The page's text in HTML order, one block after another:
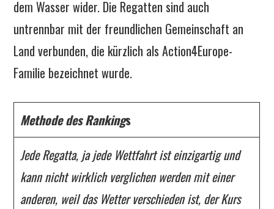
dem Wasser wider. Die Regatten sind auch
untrennbar mit der freundlichen Gemeinschaft an
Land verbunden, die kürzlich als Action4Europe-
Familie bezeichnet wurde.
Methode des Rankings
Jede Regatta, ja jede Wettfahrt ist einzigartig und
kann nicht wirklich verglichen werden mit einer
anderen, weil das Wetter verschieden ist, der Kurs